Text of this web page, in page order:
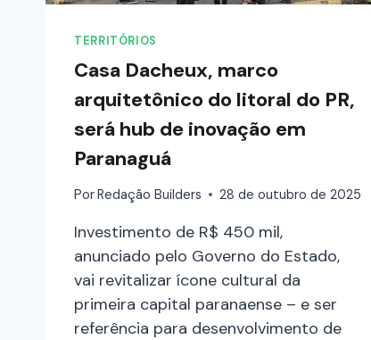
TERRITÓRIOS
Casa Dacheux, marco
arquitetônico do litoral do PR,
será hub de inovação em
Paranaguá
PorRedação Builders 28 de outubro de 2025
Investimento de R$ 450 mil,
anunciado pelo Governo do Estado,
vai revitalizar ícone cultural da
primeira capital paranaense – e ser
referência para desenvolvimento de